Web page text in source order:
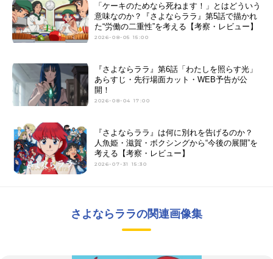
「ケーキのためなら死ねます！」とはどういう
意味なのか？『さよならララ』第5話で描かれ
た“労働の二重性”を考える【考察・レビュー】
2026-08-05 15:00
『さよならララ』第6話「わたしを照らす光」
あらすじ・先行場面カット・WEB予告が公
開！
2026-08-04 17:00
『さよならララ』は何に別れを告げるのか？
人魚姫・滋賀・ボクシングから“今後の展開”を
考える【考察・レビュー】
2026-07-31 15:30
さよならララの関連画像集